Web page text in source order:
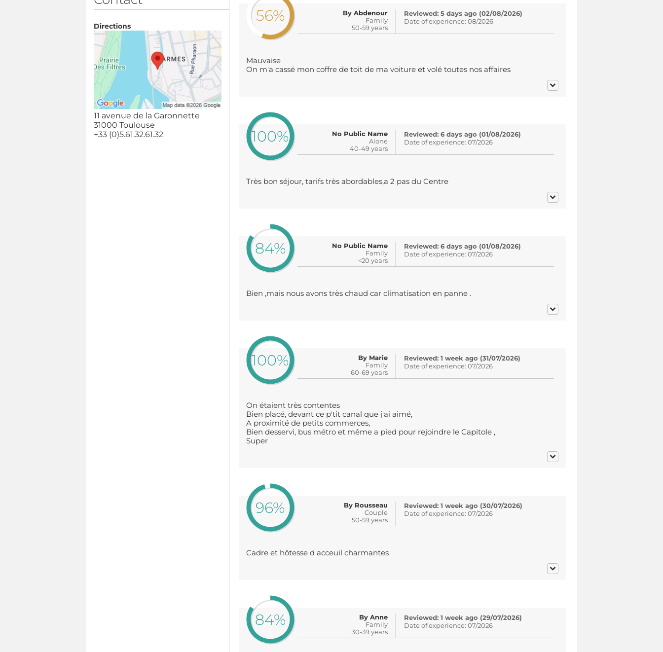
Directions
11 avenue de la Garonnette
31000 Toulouse
+33 (0)5.61.32.61.32
56%
By Abdenour
Family
50-59 years
Reviewed: 5 days ago (02/08/2026)
Date of experience: 08/2026
Mauvaise
On m'a cassé mon coffre de toit de ma voiture et volé toutes nos affaires
100%
No Public Name
Alone
40-49 years
Reviewed: 6 days ago (01/08/2026)
Date of experience: 07/2026
Très bon séjour, tarifs très abordables,a 2 pas du Centre
84%
No Public Name
Family
<20 years
Reviewed: 6 days ago (01/08/2026)
Date of experience: 07/2026
Bien ,mais nous avons très chaud car climatisation en panne .
100%
By Marie
Family
60-69 years
Reviewed: 1 week ago (31/07/2026)
Date of experience: 07/2026
On étaient très contentes
Bien placé, devant ce p'tit canal que j'ai aimé,
A proximité de petits commerces,
Bien desservi, bus métro et même a pied pour rejoindre le Capitole ,
Super
96%
By Rousseau
Couple
50-59 years
Reviewed: 1 week ago (30/07/2026)
Date of experience: 07/2026
Cadre et hôtesse d acceuil charmantes
84%
By Anne
Family
30-39 years
Reviewed: 1 week ago (29/07/2026)
Date of experience: 07/2026